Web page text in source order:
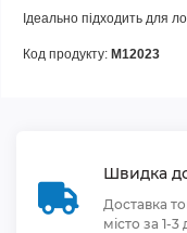
Ідеально підходить для
Код продукту: M12023
Швидка
Доставка
місто за 1-3